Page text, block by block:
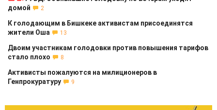
домой
2
К голодающим в Бишкеке активистам присоединятся
жители Оша
13
Двоим участникам голодовки против повышения тарифов
стало плохо
8
Активисты пожалуются на милиционеров в
Генпрокуратуру
9